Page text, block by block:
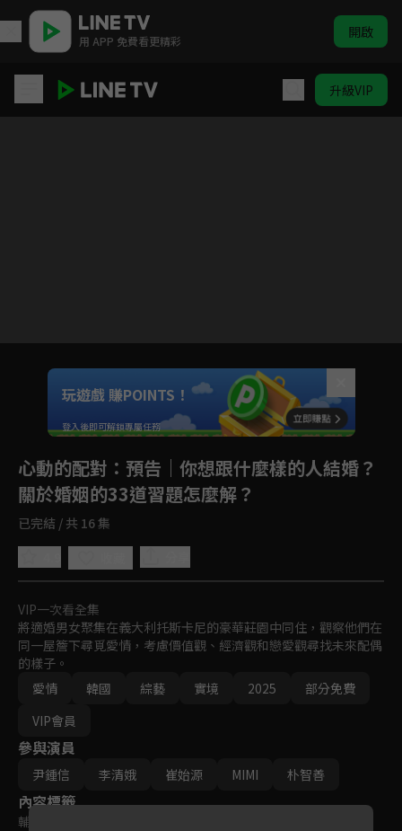
用 APP 免費看更精彩 開啟
升級VIP
Unmute
玩遊戲 賺POINTS！
登入後即可解鎖專屬任務
心動的配對 ：預告｜你想跟什麼樣的人結婚？
關於婚姻的33道習題怎麼解？
已完結 / 共 16 集
VIP一次看全集
將適婚男女聚集在義大利托斯卡尼的豪華莊園中同住，觀察他們在
同一屋簷下尋覓愛情，考慮價值觀、經濟觀和戀愛觀尋找未來配偶
的樣子。
愛情
韓國 綜藝 實境 2025
部分免費
VIP會員
參與演員
尹鍾信 李清娥 崔始源 MIMI 朴智善
內容標籤
輔導十二歲級